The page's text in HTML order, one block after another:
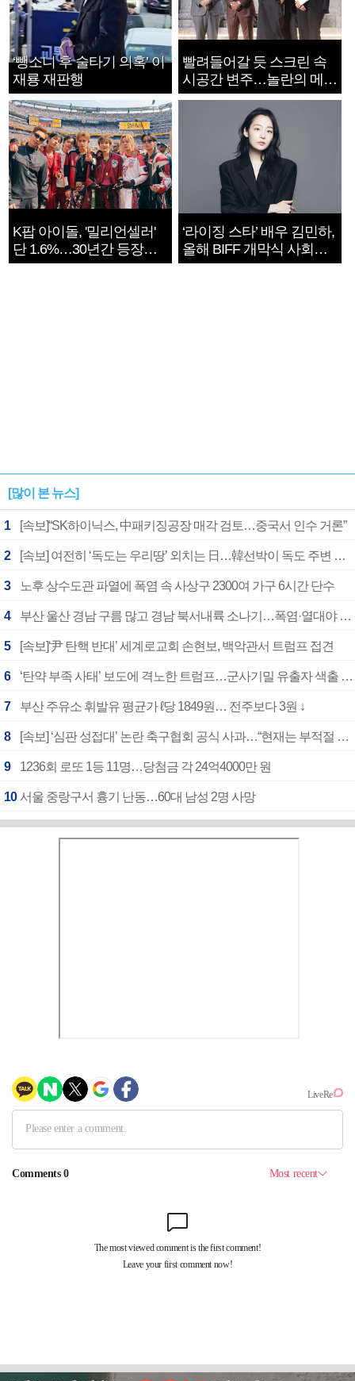
‘뺑소니 후 술타기 의혹’ 이
재룡 재판행
빨려들어갈 듯 스크린 속
시공간 변주…놀란의 메시
지는 ‘전쟁 속죄’
K팝 아이돌, '밀리언셀러'
단 1.6%…30년간 등장
1182개팀 전수조사
‘라이징 스타’ 배우 김민하,
올해 BIFF 개막식 사회자
확정
[많이 본 뉴스]
1 [속보]“SK하이닉스, 中패키징공장 매각 검토…중국서 인수 거론”
2 [속보] 여전히 ‘독도는 우리땅’ 외치는 日…韓선박이 독도 주변 해양조사 활동하자 반발
3 노후 상수도관 파열에 폭염 속 사상구 2300여 가구 6시간 단수
4 부산 울산 경남 구름 많고 경남 북서내륙 소나기…폭염·열대야 계속
5 [속보]‘尹 탄핵 반대’ 세계로교회 손현보, 백악관서 트럼프 접견
6 ‘탄약 부족 사태’ 보도에 격노한 트럼프…군사기밀 유출자 색출 지시
7 부산 주유소 휘발유 평균가 ℓ당 1849원… 전주보다 3원 ↓
8 [속보] ‘심판 성접대’ 논란 축구협회 공식 사과…“현재는 부적절 행위 없어”
9 1236회 로또 1등 11명…당첨금 각 24억4000만 원
10 서울 중랑구서 흉기 난동…60대 남성 2명 사망